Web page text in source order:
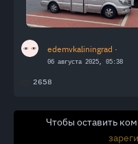
edemvkaliningrad ·
06 августа 2025, 05:38
2658
Чтобы оставить